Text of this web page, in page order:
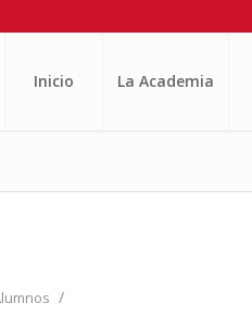
Inicio La Academia
/